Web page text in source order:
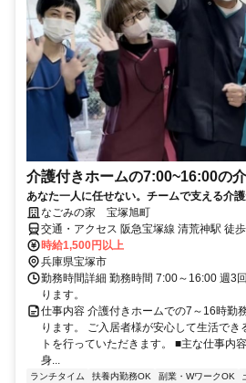
介護付きホームの7:00~16:00の
あなた一人に任せない。チームで支える介護
なごみの家 宝塚旭町
交通・アクセス 阪急宝塚線 清荒神駅 徒
時給1,500円以上
兵庫県宝塚市
勤務時間詳細 勤務時間 7:00～16:00 週3
ります。
仕事内容 介護付きホームでの7～16時勤
ります。 ご入居者様が安心して生活でき
トを行っていただきます。 ■主な仕事内
身...
ランチタイム 扶養内勤務OK 副業・WワークOK